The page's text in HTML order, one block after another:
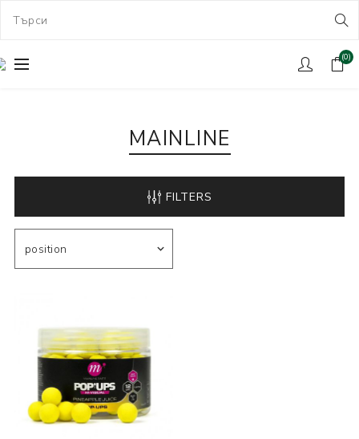
(0)
MAINLINE
FILTERS